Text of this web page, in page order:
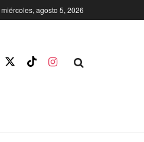
miércoles, agosto 5, 2026